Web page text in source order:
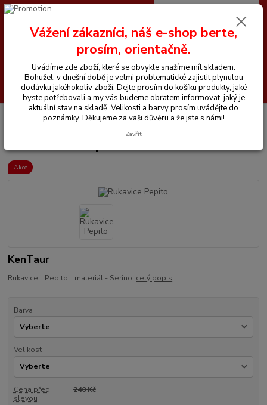
Hledat
+420 605 255 500 0 Kč
Vše pro jezdce Rukavice Rukavice Pepito
Akce
KenTaur
Rukavice " Pepito", materiál - Serino. celý popis
Barva
Velikost
Cena před
slevou
240 Kč
Vážení zákazníci, náš e-shop berte,
prosím, orientačně.
Uvádíme zde zboží, které se obvykle snažíme mít skladem.
Bohužel, v dnešní době je velmi problematické zajistit plynulou
dodávku jakéhokoliv zboží. Dejte prosím do košíku produkty, jaké
byste potřebovali a my vás budeme obratem informovat, jaký je
aktuální stav na skladě. Velikosti a barvy prosím uvádějte do
poznámky. Děkujeme za vaši důvěru a že jste s námi!
Zavřít